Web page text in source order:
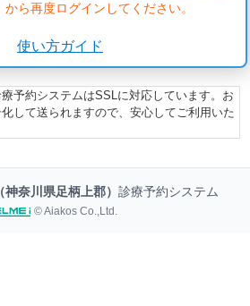
ら再度ログインしてください。
使い方ガイド
予約システムはSSLに対応しています。お
して送られますので、安心してご利用いた
奈川県足柄上郡） 診療予約システム
© Aiakos Co.,Ltd.